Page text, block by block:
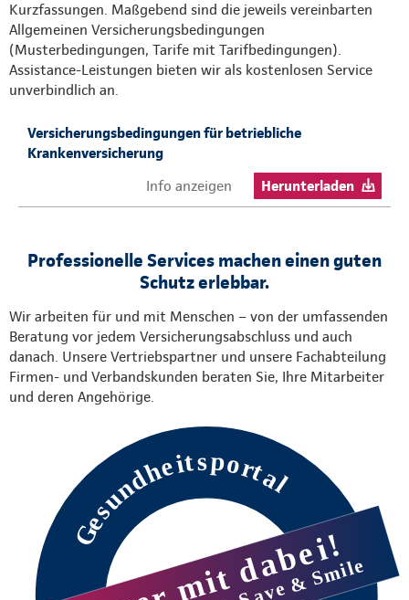
Kurzfassungen. Maßgebend sind die jeweils vereinbarten
Allgemeinen Versicherungsbedingungen
(Musterbedingungen, Tarife mit Tarifbedingungen).
Assistance-Leistungen bieten wir als kostenlosen Service
unverbindlich an.
Versicherungsbedingungen für betriebliche
Krankenversicherung
Info anzeigen
Herunterladen
Professionelle Services machen einen guten
Schutz erlebbar.
Wir arbeiten für und mit Menschen – von der umfassenden
Beratung vor jedem Versicherungsabschluss und auch
danach. Unsere Vertriebspartner und unsere Fachabteilung
Firmen- und Verbandskunden beraten Sie, Ihre Mitarbeiter
und deren Angehörige.